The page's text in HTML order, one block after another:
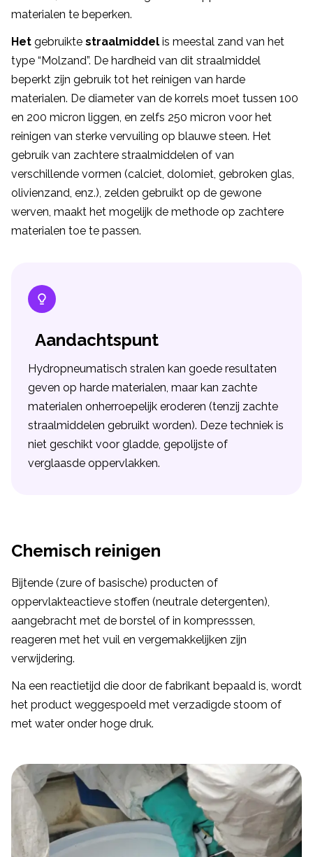
materialen te beperken.
Het gebruikte straalmiddel is meestal zand van het
type “Molzand”. De hardheid van dit straalmiddel
beperkt zijn gebruik tot het reinigen van harde
materialen. De diameter van de korrels moet tussen 100
en 200 micron liggen, en zelfs 250 micron voor het
reinigen van sterke vervuiling op blauwe steen. Het
gebruik van zachtere straalmiddelen of van
verschillende vormen (calciet, dolomiet, gebroken glas,
olivienzand, enz.), zelden gebruikt op de gewone
werven, maakt het mogelijk de methode op zachtere
materialen toe te passen.
Aandachtspunt
Hydropneumatisch stralen kan goede resultaten
geven op harde materialen, maar kan zachte
materialen onherroepelijk eroderen (tenzij zachte
straalmiddelen gebruikt worden). Deze techniek is
niet geschikt voor gladde, gepolijste of
verglaasde oppervlakken.
Chemisch reinigen
Bijtende (zure of basische) producten of
oppervlakteactieve stoffen (neutrale detergenten),
aangebracht met de borstel of in kompresssen,
reageren met het vuil en vergemakkelijken zijn
verwijdering.
Na een reactietijd die door de fabrikant bepaald is, wordt
het product weggespoeld met verzadigde stoom of
met water onder hoge druk.